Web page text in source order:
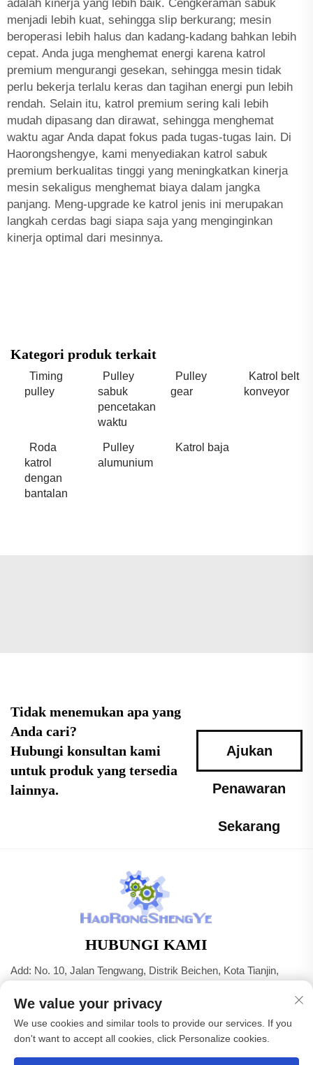
adalah kinerja yang lebih baik. Cengkeraman sabuk
menjadi lebih kuat, sehingga slip berkurang; mesin
beroperasi lebih halus dan kadang-kadang bahkan lebih
cepat. Anda juga menghemat energi karena katrol
premium mengurangi gesekan, sehingga mesin tidak
perlu bekerja terlalu keras dan tagihan energi pun lebih
rendah. Selain itu, katrol premium sering kali lebih
mudah dipasang dan dirawat, sehingga menghemat
waktu agar Anda dapat fokus pada tugas-tugas lain. Di
Haorongshengye, kami menyediakan katrol sabuk
premium berkualitas tinggi yang meningkatkan kinerja
mesin sekaligus menghemat biaya dalam jangka
panjang. Meng-upgrade ke katrol jenis ini merupakan
langkah cerdas bagi siapa saja yang menginginkan
kinerja optimal dari mesinnya.
Kategori produk terkait
Timing
pulley
Pulley
sabuk
pencetakan
waktu
Pulley
gear
Katrol belt
konveyor
Roda
katrol
dengan
bantalan
Pulley
alumunium
Katrol baja
Tidak menemukan apa yang
Anda cari?
Hubungi konsultan kami
untuk produk yang tersedia
lainnya.
Ajukan
Penawaran
Sekarang
HUBUNGI KAMI
Add: No. 10, Jalan Tengwang, Distrik Beichen, Kota Tianjin,
Telp:+86-22 83703208
Surel:[email protected]
We value your privacy
We use cookies and similar tools to provide our services. If you
don't want to accept all cookies, click Personalize cookies.